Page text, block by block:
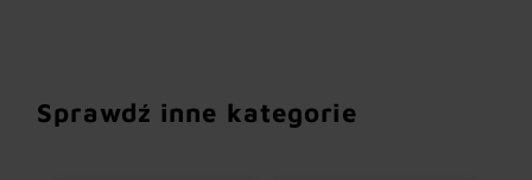
Sprawdź inne kategorie